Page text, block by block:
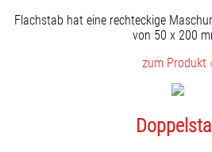
Flachstab hat eine rechteckige
von 50 x 200
zum Produkt